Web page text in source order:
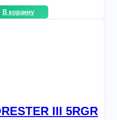
В корзину
III 5RGR